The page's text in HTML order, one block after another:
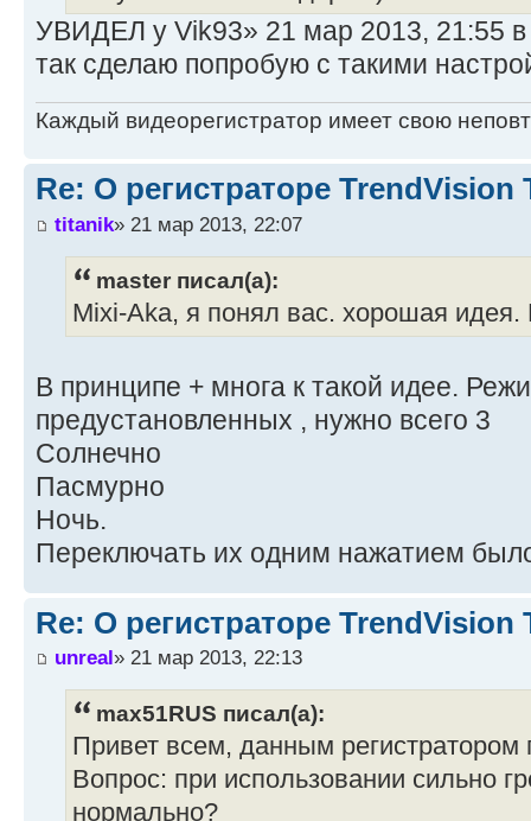
УВИДЕЛ у Vik93» 21 мар 2013, 21:55 в
так сделаю попробую с такими
Каждый видеорегистратор имеет свою
Re: О регистраторе TrendVision
titanik» 21 мар 2013, 22:07
master писал(а):
Mixi-Aka, я понял вас. хорошая
В принципе + многа к такой идее.
предустановленных , нужно всего 3
Солнечно
Пасмурно
Ночь.
Переключать их одним нажатием
Re: О регистраторе TrendVision
unreal» 21 мар 2013, 22:13
max51RUS писал(а):
Привет всем, данным регистратором
Вопрос: при использовании сильно
нормально?